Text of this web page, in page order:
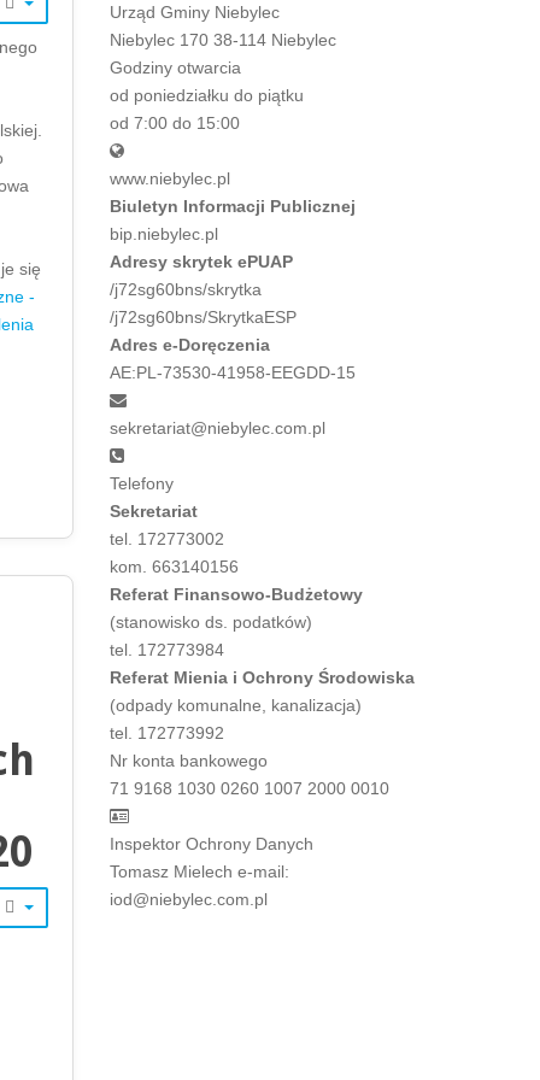
się
-
Urząd Gminy Niebylec
Niebylec 170 38-114 Niebylec
Godziny otwarcia
od poniedziałku do piątku
od 7:00 do 15:00
www.niebylec.pl
Biuletyn Informacji Publicznej
bip.niebylec.pl
Adresy skrytek ePUAP
/j72sg60bns/skrytka
/j72sg60bns/SkrytkaESP
Adres e-Doręczenia
AE:PL-73530-41958-EEGDD-15
sekretariat@niebylec.com.pl
Telefony
Sekretariat
tel. 172773002
kom. 663140156
Referat Finansowo-Budżetowy
(stanowisko ds. podatków)
tel. 172773984
Referat Mienia i Ochrony Środowiska
(odpady komunalne, kanalizacja)
tel. 172773992
Nr konta bankowego
71 9168 1030 0260 1007 2000 0010
Inspektor Ochrony Danych
Tomasz Mielech e-mail:
iod@niebylec.com.pl